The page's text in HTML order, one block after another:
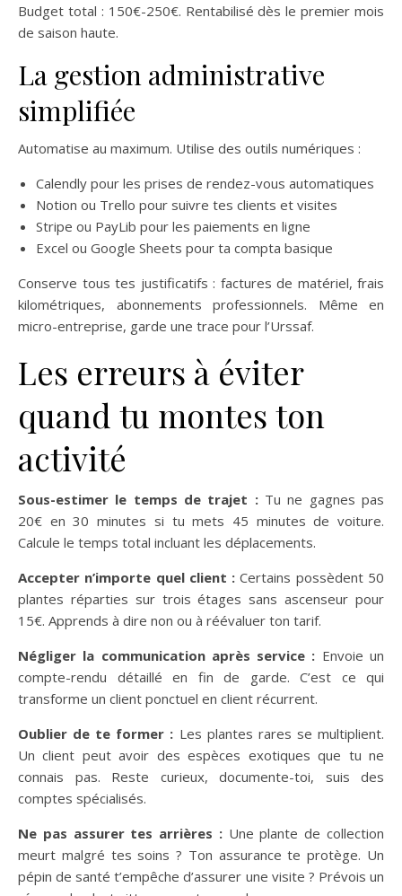
Budget total : 150€-250€. Rentabilisé dès le premier mois
de saison haute.
La gestion administrative
simplifiée
Automatise au maximum. Utilise des outils numériques :
Calendly pour les prises de rendez-vous automatiques
Notion ou Trello pour suivre tes clients et visites
Stripe ou PayLib pour les paiements en ligne
Excel ou Google Sheets pour ta compta basique
Conserve tous tes justificatifs : factures de matériel, frais
kilométriques, abonnements professionnels. Même en
micro-entreprise, garde une trace pour l’Urssaf.
Les erreurs à éviter
quand tu montes ton
activité
Sous-estimer le temps de trajet :Tu ne gagnes pas
20€ en 30 minutes si tu mets 45 minutes de voiture.
Calcule le temps total incluant les déplacements.
Accepter n’importe quel client : Certains possèdent 50
plantes réparties sur trois étages sans ascenseur pour
15€. Apprends à dire non ou à réévaluer ton tarif.
Négliger la communication après service : Envoie un
compte-rendu détaillé en fin de garde. C’est ce qui
transforme un client ponctuel en client récurrent.
Oublier de te former : Les plantes rares se multiplient.
Un client peut avoir des espèces exotiques que tu ne
connais pas. Reste curieux, documente-toi, suis des
comptes spécialisés.
Ne pas assurer tes arrières :Une plante de collection
meurt malgré tes soins ? Ton assurance te protège. Un
pépin de santé t’empêche d’assurer une visite ? Prévois un